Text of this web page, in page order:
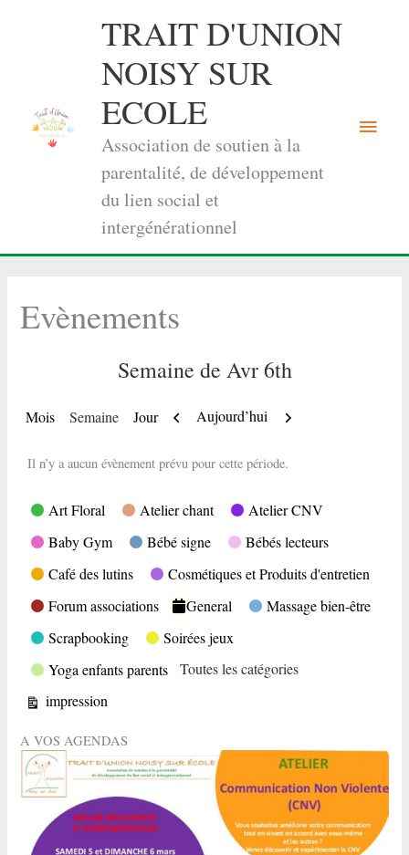
TRAIT D'UNION
NOISY SUR
ECOLE
Association de soutien à la
parentalité, de développement
du lien social et
intergénérationnel
Menu
Evènements
Semaine de Avr 6th
Mois Semaine Jour Précédent
Aujourd’hui Suivant
Il n’y a aucun évènement prévu pour cette période.
Catégories
Art Floral Atelier chant
Atelier CNV
Baby Gym
Bébé signe
Bébés lecteurs
Café des lutins
Cosmétiques et Produits d'entretien
Forum associations
General
Massage bien-être
Scrapbooking
Soirées jeux
Yoga enfants parents
Toutes les catégories
Vue
impression
A VOS AGENDAS